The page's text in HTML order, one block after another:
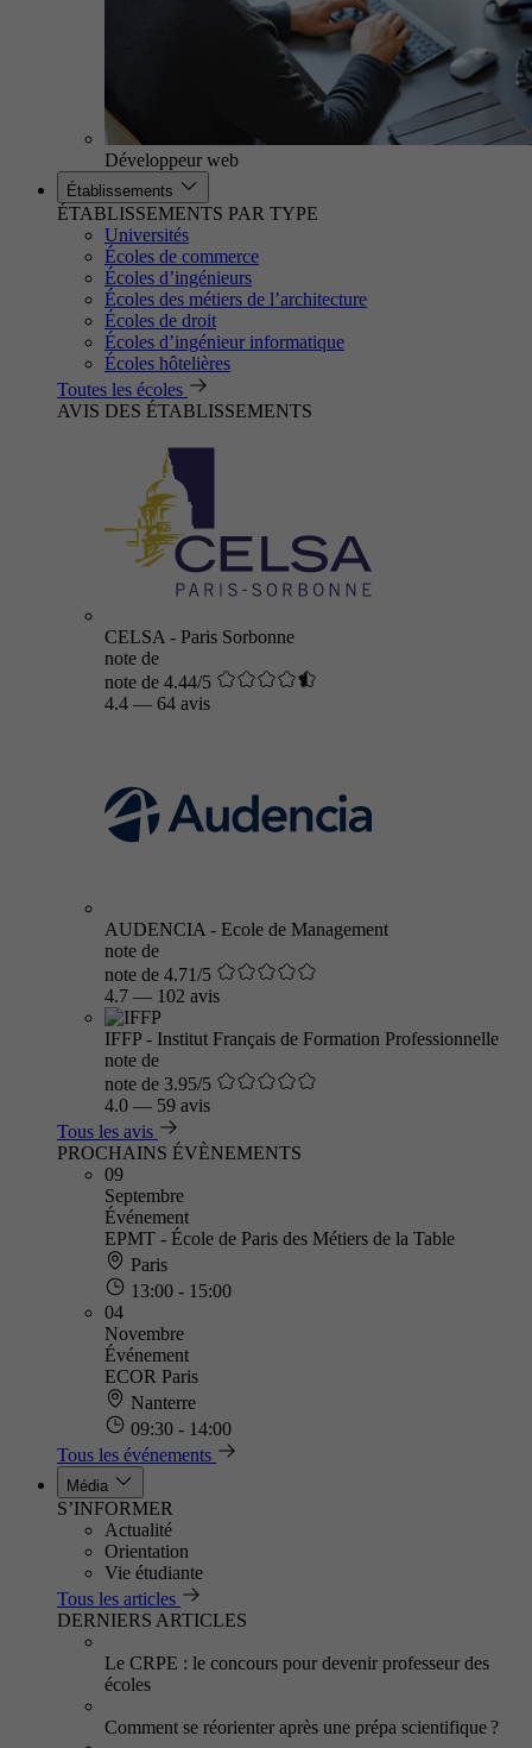
Développeur web
Établissements
ÉTABLISSEMENTS PAR TYPE
Universités
Écoles de commerce
Écoles d’ingénieurs
Écoles des métiers de l’architecture
Écoles de droit
Écoles d’ingénieur informatique
Écoles hôtelières
Toutes les écoles
AVIS DES ÉTABLISSEMENTS
CELSA - Paris Sorbonne
note de
note de 4.44/5
4.4 — 64 avis
AUDENCIA - Ecole de Management
note de
note de 4.71/5
4.7 — 102 avis
IFFP - Institut Français de Formation Professionnelle
note de
note de 3.95/5
4.0 — 59 avis
Tous les avis
PROCHAINS ÉVÈNEMENTS
09
Septembre
Événement
EPMT - École de Paris des Métiers de la Table
Paris
13:00 - 15:00
04
Novembre
Événement
ECOR Paris
Nanterre
09:30 - 14:00
Tous les événements
Média
S’INFORMER
Actualité
Orientation
Vie étudiante
Tous les articles
DERNIERS ARTICLES
Le CRPE : le concours pour devenir professeur des
écoles
Comment se réorienter après une prépa scientifique ?